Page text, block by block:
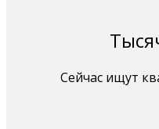
Сейчас ищут